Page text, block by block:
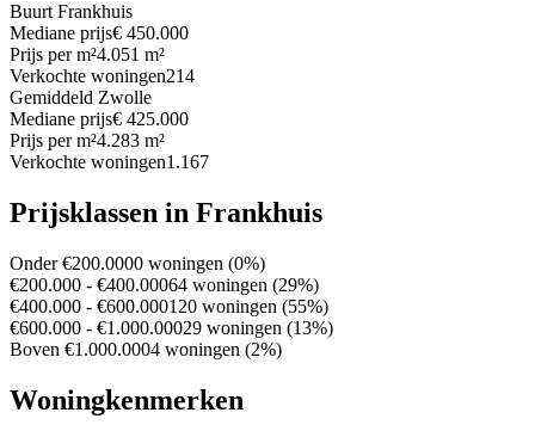
Buurt Frankhuis
Mediane prijs€ 450.000
Prijs per m²4.051 m²
Verkochte woningen214
Gemiddeld Zwolle
Mediane prijs€ 425.000
Prijs per m²4.283 m²
Verkochte woningen1.167
Prijsklassen in Frankhuis
Onder €200.0000 woningen (0%)
€200.000 - €400.00064 woningen (29%)
€400.000 - €600.000120 woningen (55%)
€600.000 - €1.000.00029 woningen (13%)
Boven €1.000.0004 woningen (2%)
Woningkenmerken